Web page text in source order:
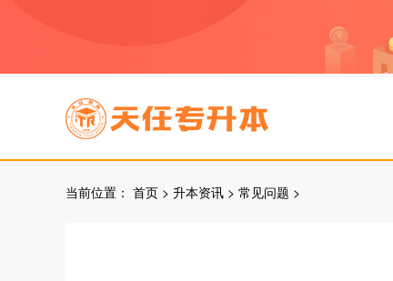
当前位置： 首页 > 升本资讯 > 常见问题 >